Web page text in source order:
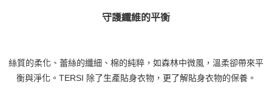
守護纖維的平衡
絲質的柔化、蕾絲的纖細、棉的純粹，如森林中微風，溫柔卻帶來平
衡與淨化。TERSI 除了生產貼身衣物，更了解貼身衣物的保養。